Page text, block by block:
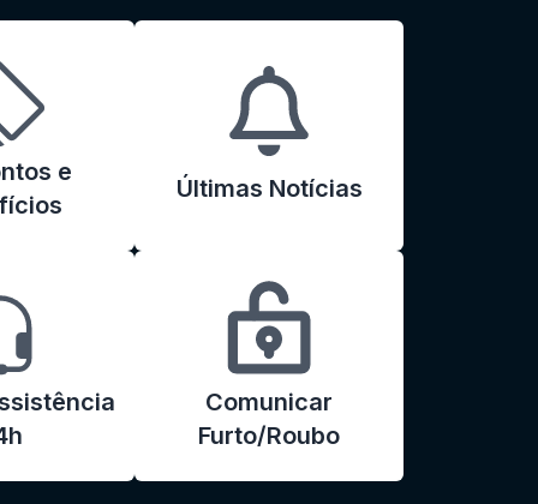
e
Últimas Notícias
Comunicar
Furto/Roubo